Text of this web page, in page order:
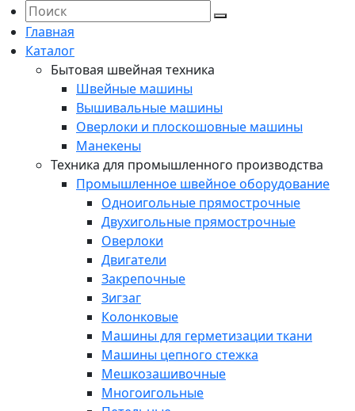
Главная
Каталог
Бытовая швейная техника
Швейные машины
Вышивальные машины
Оверлоки и плоскошовные машины
Манекены
Техника для промышленного производства
Промышленное швейное оборудование
Одноигольные прямострочные
Двухигольные прямострочные
Оверлоки
Двигатели
Закрепочные
Зигзаг
Колонковые
Машины для герметизации ткани
Машины цепного стежка
Мешкозашивочные
Многоигольные